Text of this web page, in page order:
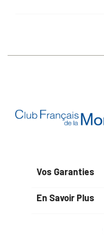
Vos Garanties
En Savoir Plus